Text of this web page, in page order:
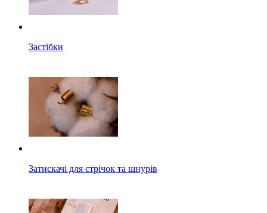
Застібки
Затискачі для стрічок та шнурів